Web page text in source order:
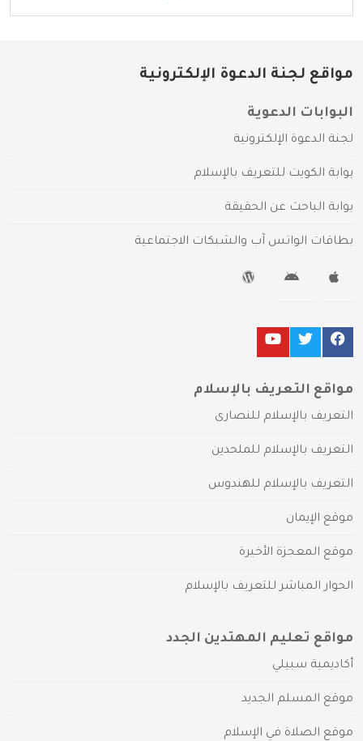
مواقع لجنة الدعوة الإلكترونية
البوابات الدعوية
لجنة الدعوة الإلكترونية
بوابة الكويت للتعريف بالإسلام
بوابة الباحث عن الحقيقة
بطاقات الواتس آب والشبكات الاجتماعية
مواقع التعريف بالإسلام
التعريف بالإسلام للنصارى
التعريف بالإسلام للملحدين
التعريف بالإسلام للهندوس
موقع الإيمان
موقع المعجزة الأخيرة
الحوار المباشر للتعريف بالإسلام
مواقع تعليم المهتدين الجدد
أكاديمية سبيلي
موقع المسلم الجديد
موقع الصلاة في الإسلام